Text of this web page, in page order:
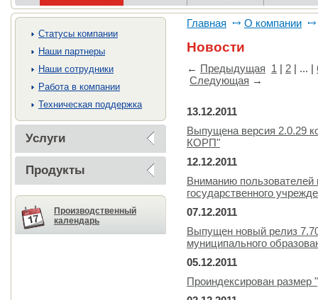
Cтатусы компании
Наши партнеры
Наши сотрудники
Работа в компании
Техническая поддержка
Услуги
Продукты
Производственный
календарь
Главная О компании
Новости
← Предыдущая 1 | 2 | ... |
Следующая →
13.12.2011
Выпущена версия 2.0.29
КОРП"
12.12.2011
Вниманию пользователей
государственного
07.12.2011
Выпущен новый релиз
муниципального
05.12.2011
Проиндексирован размер